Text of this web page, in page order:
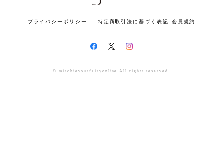
プライバシーポリシー 特定商取引法に基づく表記 会員規約
© mischievousfairyonline All rights reserved.